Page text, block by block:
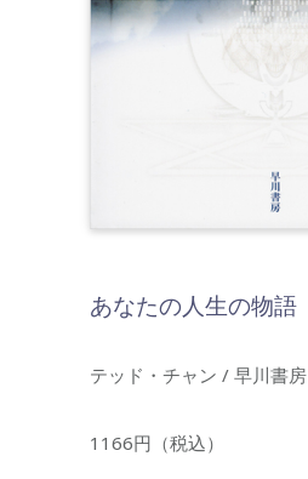
あなたの人生の物語
テッド・チャン / 早川書房
1166円（税込）